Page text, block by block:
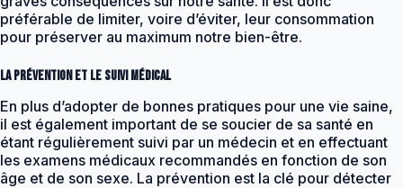
préférable de limiter, voire d’éviter, leur consommation
pour préserver au maximum notre bien-être.
La prévention et le suivi médical
En plus d’adopter de bonnes pratiques pour une vie saine,
il est également important de se soucier de sa santé en
étant régulièrement suivi par un médecin et en effectuant
les examens médicaux recommandés en fonction de son
âge et de son sexe. La prévention est la clé pour détecter